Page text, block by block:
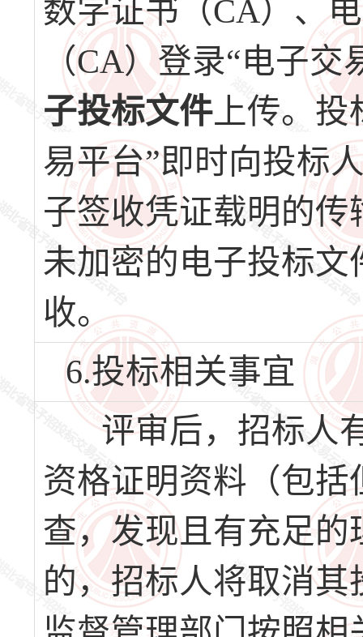
数字证书（CA）、
（CA）登录“电子
子投标文件 上传。
易平台”即时向投标
子签收凭证载明的
未加密的电子投标文
收。
6.投标相关事宜
评审后，招标人
资格证明资料（包
查，发现且有充足
的，招标人将取消